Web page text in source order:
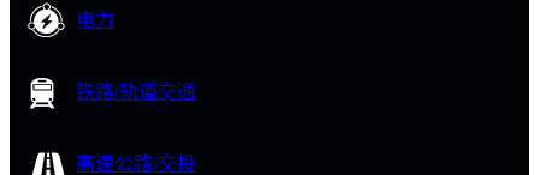
电力
铁路/轨道交通
高速公路/交投